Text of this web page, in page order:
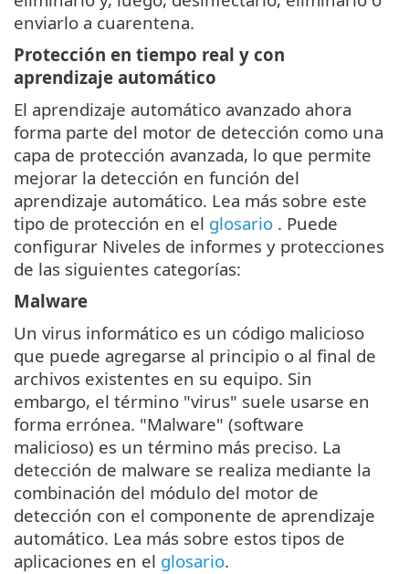
enviarlo a cuarentena.
Protección en tiempo real y con
aprendizaje automático
El aprendizaje automático avanzado ahora
forma parte del motor de detección como una
capa de protección avanzada, lo que permite
mejorar la detección en función del
aprendizaje automático. Lea más sobre este
tipo de protección en el glosario . Puede
configurar Niveles de informes y protecciones
de las siguientes categorías:
Malware
Un virus informático es un código malicioso
que puede agregarse al principio o al final de
archivos existentes en su equipo. Sin
embargo, el término "virus" suele usarse en
forma errónea. "Malware" (software
malicioso) es un término más preciso. La
detección de malware se realiza mediante la
combinación del módulo del motor de
detección con el componente de aprendizaje
automático. Lea más sobre estos tipos de
aplicaciones en el glosario.